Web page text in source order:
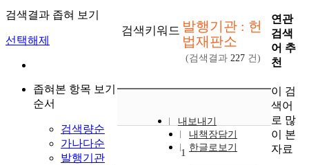
검색결과 좁혀 보기
선택해제
좁혀본 항목 보기
순서
검색량순
가나다순
발행기관
검색키워드 발행기관 : 헌
법재판소
(검색결과 227 건)
내보내기
내책장담기
한글로보기
1
연관
검색
어 추
천
이 검
색어
로 많
이 본
자료